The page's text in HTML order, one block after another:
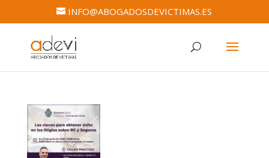
INFO@ABOGADOSDEVICTIMAS.ES